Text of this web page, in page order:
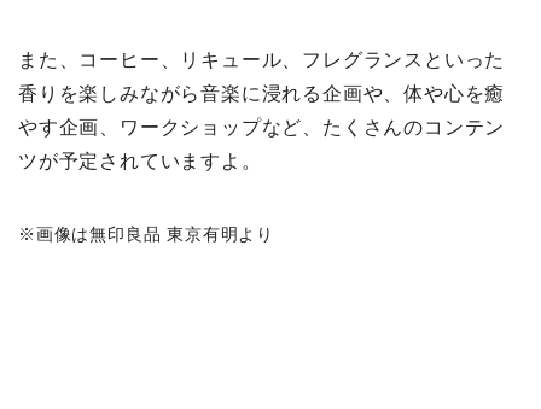
また、コーヒー、リキュール、フレグランスといった
香りを楽しみながら音楽に浸れる企画や、体や心を癒
やす企画、ワークショップなど、たくさんのコンテン
ツが予定されていますよ。
※画像は無印良品 東京有明より